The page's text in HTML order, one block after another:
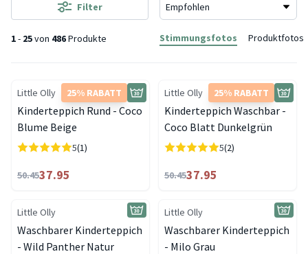
1- 25von 486Produkte
Filter
Stimmungsfotos Produktfotos
25% RABATT
Little Olly
Kinderteppich Rund - Coco
Blume Beige
5(1)
50.4537.95
25% RABATT
Little Olly
Kinderteppich Waschbar -
Coco Blatt Dunkelgrün
5(2)
50.4537.95
Little Olly
Waschbarer Kinderteppich
- Wild Panther Natur
Little Olly
Waschbarer Kinderteppich
- Milo Grau